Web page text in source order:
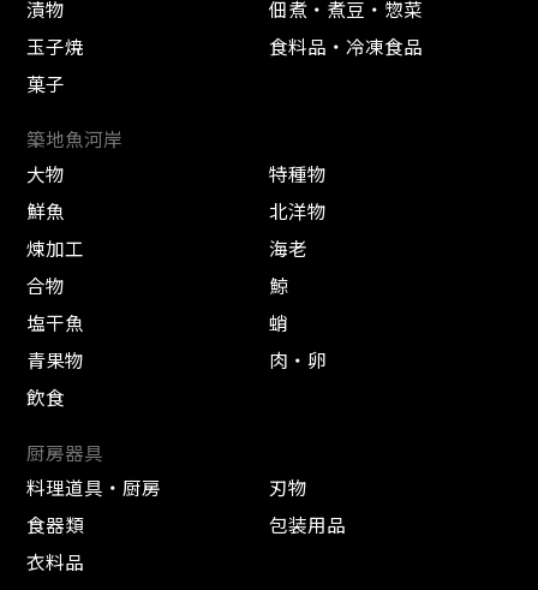
漬物
佃煮・煮豆・惣菜
玉子焼
食料品・冷凍食品
菓子
築地魚河岸
大物
特種物
鮮魚
北洋物
煉加工
海老
合物
鯨
塩干魚
蛸
青果物
肉・卵
飲食
厨房器具
料理道具・厨房
刃物
食器類
包装用品
衣料品